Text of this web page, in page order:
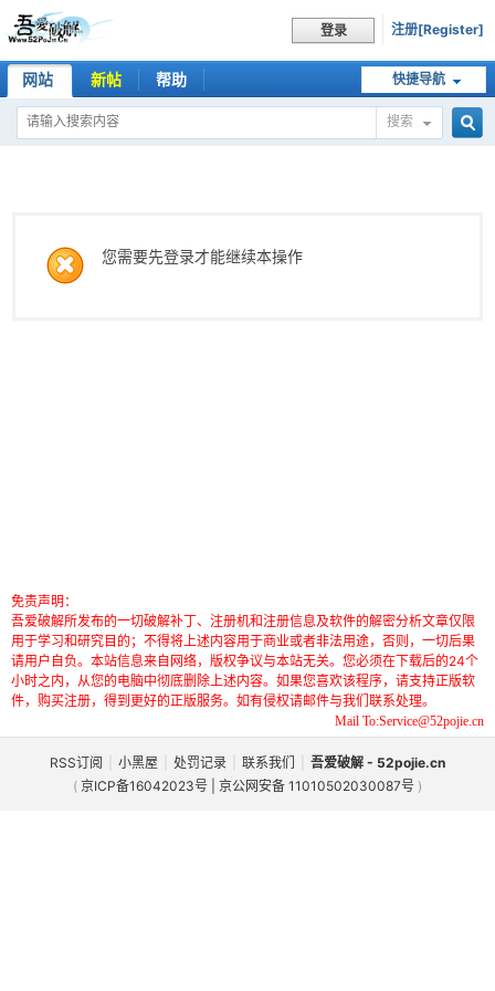
登录 注册[Register]
快捷导航
网站 新帖 帮助
搜索
您需要先登录才能继续本操作
免责声明：
吾爱破解所发布的一切破解补丁、注册机和注册信息及软件的解密分析文章仅限
用于学习和研究目的；不得将上述内容用于商业或者非法用途，否则，一切后果
请用户自负。本站信息来自网络，版权争议与本站无关。您必须在下载后的24个
小时之内，从您的电脑中彻底删除上述内容。如果您喜欢该程序，请支持正版软
件，购买注册，得到更好的正版服务。如有侵权请邮件与我们联系处理。
Mail To:Service@52pojie.cn
RSS订阅 小黑屋 处罚记录 联系我们
吾爱破解 - 52pojie.cn
( 京ICP备16042023号 | 京公网安备 11010502030087号 )